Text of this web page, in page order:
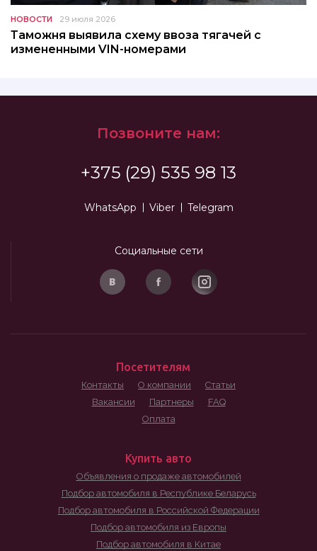
НОВОСТИ 29 июля 2026
Таможня выявила схему ввоза тягачей с
измененными VIN-номерами
Позвоните нам:
+375 (29) 535 98 13
WhatsApp Viber Telegram
Социальные сети
Посетителям
Контакты О компании
Статьи
Вакансии
Партнеры
FAQ
Оплата
Купить авто
Объявления о продаже автомобилей
Подбор автомобиля в Республике Беларусь
Подбор автомобиля в Российской Федерации
Подбор автомобиля из Европы
Подбор автомобиля в Китае